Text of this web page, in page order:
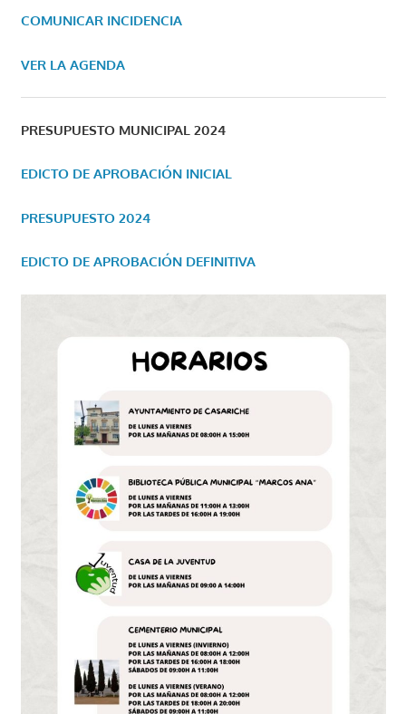
COMUNICAR INCIDENCIA
VER LA AGENDA
PRESUPUESTO MUNICIPAL 2024
EDICTO DE APROBACIÓN INICIAL
PRESUPUESTO 2024
EDICTO DE APROBACIÓN DEFINITIVA